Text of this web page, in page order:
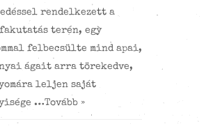
rendelkezett a
terén, egy
felbecsülte mind apai,
ágait arra törekedve,
leljen saját
…Tovább »